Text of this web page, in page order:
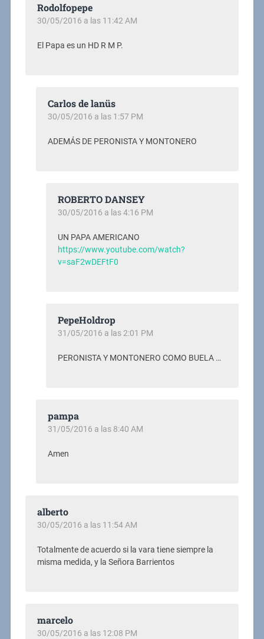
Rodolfopepe
30/05/2016 a las 11:42 AM
El Papa es un HD R M P.
Carlos de lanüs
30/05/2016 a las 1:57 PM
ADEMÁS DE PERONISTA Y MONTONERO
ROBERTO DANSEY
30/05/2016 a las 4:16 PM
UN PAPA AMERICANO
https://www.youtube.com/watch?
v=saF2wDEFtF0
PepeHoldrop
31/05/2016 a las 2:01 PM
PERONISTA Y MONTONERO COMO BUELA …
pampa
31/05/2016 a las 8:40 AM
Amen
alberto
30/05/2016 a las 11:54 AM
Totalmente de acuerdo si la vara tiene siempre la
misma medida, y la Señora Barrientos
marcelo
30/05/2016 a las 12:08 PM